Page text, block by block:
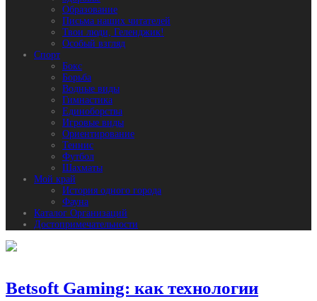
Образование
Письма наших читателей
Твои люди, Геленджик!
Особый взгляд
Спорт
Бокс
Борьба
Водные виды
Гимнастика
Единоборства
Игровые виды
Ориентирование
Теннис
Футбол
Шахматы
Мой край
История одного города
Фауна
Каталог Организаций
Достопримечательности
Betsoft Gaming: как технологии